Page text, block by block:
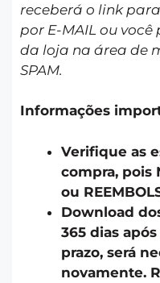
receberá o link
por E-MAIL ou
da loja na área de
SPAM.
Informações
Verifique as
compra, pois
ou
Download
365 dias
prazo, será
novamente.